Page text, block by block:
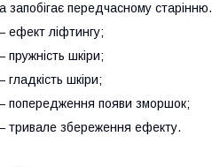
запобігає передчасному старінню.
ефект ліфтингу;
пружність шкіри;
гладкість шкіри;
попередження появи зморшок;
тривале збереження ефекту.